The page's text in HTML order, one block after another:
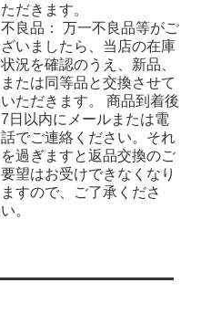
ただきます。
不良品： 万一不良品等がご
ざいましたら、当店の在庫
状況を確認のうえ、新品、
または同等品と交換させて
いただきます。 商品到着後
7日以内にメールまたは電
話でご連絡ください。それ
を過ぎますと返品交換のご
要望はお受けできなくなり
ますので、ご了承くださ
い。